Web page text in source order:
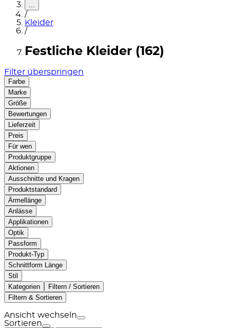
...
/
Kleider
/
Festliche Kleider (162)
Filter überspringen
Farbe
Marke
Größe
Bewertungen
Lieferzeit
Preis
Für wen
Produktgruppe
Aktionen
Ausschnitte und Kragen
Produktstandard
Ärmellänge
Anlässe
Applikationen
Optik
Passform
Produkt-Typ
Schnittform Länge
Stil
Kategorien
Filtern / Sortieren
Filtern & Sortieren
Ansicht wechseln
Sortieren